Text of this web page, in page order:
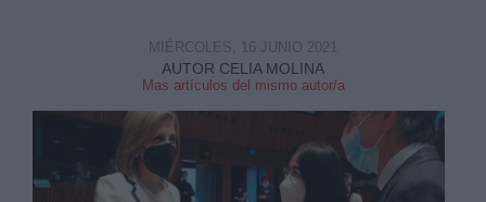
AUTOR CELIA MOLINA
Mas artículos del mismo autor/a
MIÉRCOLES, 16 JUNIO 2021
link
Información adicional